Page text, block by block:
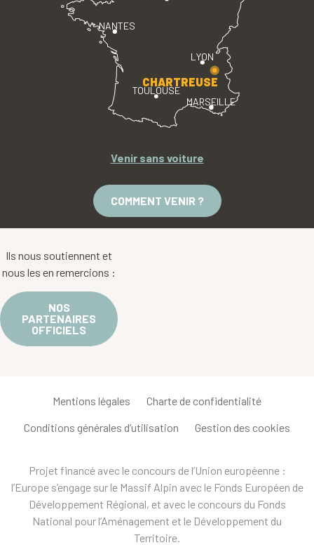
LYON
TOULOUSE
MARSEILLE
NANTES
CHARTREUSE
Venir sans voiture
COMMENT VENIR ?
Ils nous soutiennent et
nous les en remercions :
NOS
PARTENAIRES
OFFICIELS
Mentions légales Charte de confidentialité
Conditions générales d’utilisation Gestion des cookies
Projet financé avec le concours de l’Union européenne :
l’Europe s’engage sur le Massif Alpin avec le Fonds Européen de
Développement Régional, et avec le concours du Fonds
National pour l’Aménagement et le Développement du
Territoire.